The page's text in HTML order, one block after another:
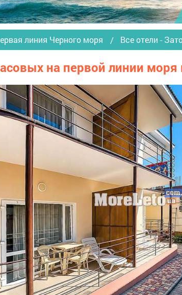
линия Черного моря Все отели -
на первой линии